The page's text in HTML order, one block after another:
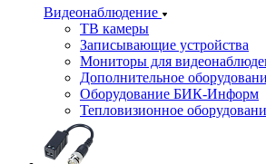
Видеонаблюдение
ТВ камеры
Записывающие устройства
Мониторы для
Дополнительное
Оборудование БИК-Информ
Тепловизионное